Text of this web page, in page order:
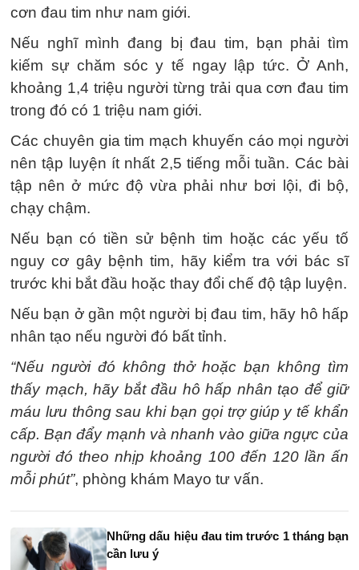
cơn đau tim như nam giới.
Nếu nghĩ mình đang bị đau tim, bạn phải tìm
kiếm sự chăm sóc y tế ngay lập tức. Ở Anh,
khoảng 1,4 triệu người từng trải qua cơn đau tim
trong đó có 1 triệu nam giới.
Các chuyên gia tim mạch khuyến cáo mọi người
nên tập luyện ít nhất 2,5 tiếng mỗi tuần. Các bài
tập nên ở mức độ vừa phải như bơi lội, đi bộ,
chạy chậm.
Nếu bạn có tiền sử bệnh tim hoặc các yếu tố
nguy cơ gây bệnh tim, hãy kiểm tra với bác sĩ
trước khi bắt đầu hoặc thay đổi chế độ tập luyện.
Nếu bạn ở gần một người bị đau tim, hãy hô hấp
nhân tạo nếu người đó bất tỉnh.
“Nếu người đó không thở hoặc bạn không tìm
thấy mạch, hãy bắt đầu hô hấp nhân tạo để giữ
máu lưu thông sau khi bạn gọi trợ giúp y tế khẩn
cấp. Bạn đẩy mạnh và nhanh vào giữa ngực của
người đó theo nhịp khoảng 100 đến 120 lần ấn
mỗi phút”, phòng khám Mayo tư vấn.
Những dấu hiệu đau tim trước 1 tháng bạn
cần lưu ý